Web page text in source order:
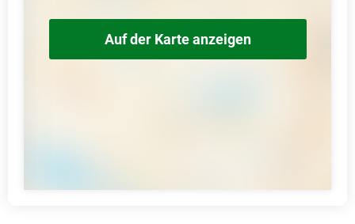
Auf der Karte anzeigen